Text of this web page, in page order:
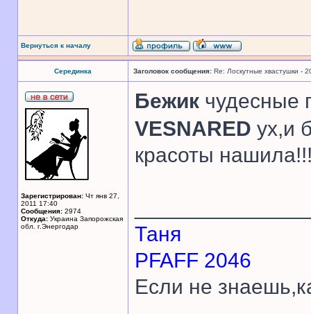
Вернуться к началу
Серединка Заголовок сообщения: Re: Лоскутные хвастушки -
Зарегистрирован: Чт янв 27,
2011 17:40
Сообщения: 2974
Откуда: Украина Запорожская
обл. г.Энергодар
Бежик чудесные
VESNARED ух,и
красоты
Таня
PFAFF 2046
Если не